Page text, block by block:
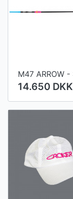
14.650 DKK